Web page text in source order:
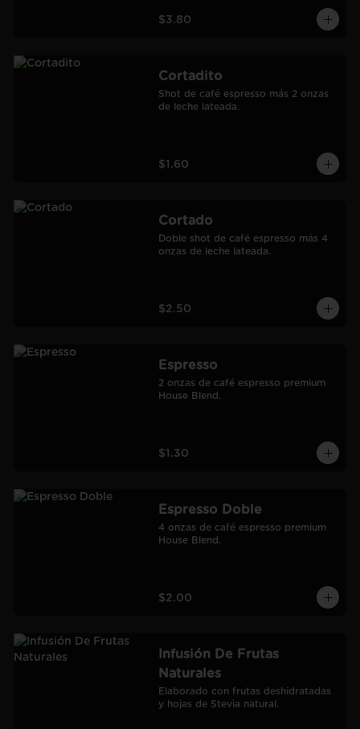
$3.80
Cortadito
Shot de café espresso más 2 onzas
de leche lateada.
$1.60
Cortado
Doble shot de café espresso más 4
onzas de leche lateada.
$2.50
Espresso
2 onzas de café espresso premium
House Blend.
$1.30
Espresso Doble
4 onzas de café espresso premium
House Blend.
$2.00
Infusión De Frutas
Naturales
Elaborado con frutas deshidratadas
y hojas de Stevia natural.